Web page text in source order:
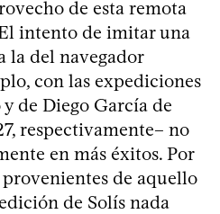
de esta remota
intento de imitar una
la del navegador
con las expediciones
de Diego García de
respectivamente– no
en más éxitos. Por
de aquello
de Solís nada